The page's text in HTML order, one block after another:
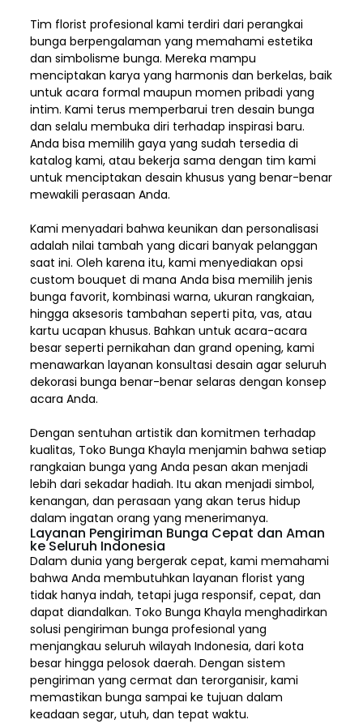
Tim florist profesional kami terdiri dari perangkai
bunga berpengalaman yang memahami estetika
dan simbolisme bunga. Mereka mampu
menciptakan karya yang harmonis dan berkelas, baik
untuk acara formal maupun momen pribadi yang
intim. Kami terus memperbarui tren desain bunga
dan selalu membuka diri terhadap inspirasi baru.
Anda bisa memilih gaya yang sudah tersedia di
katalog kami, atau bekerja sama dengan tim kami
untuk menciptakan desain khusus yang benar-benar
mewakili perasaan Anda.
Kami menyadari bahwa keunikan dan personalisasi
adalah nilai tambah yang dicari banyak pelanggan
saat ini. Oleh karena itu, kami menyediakan opsi
custom bouquet di mana Anda bisa memilih jenis
bunga favorit, kombinasi warna, ukuran rangkaian,
hingga aksesoris tambahan seperti pita, vas, atau
kartu ucapan khusus. Bahkan untuk acara-acara
besar seperti pernikahan dan grand opening, kami
menawarkan layanan konsultasi desain agar seluruh
dekorasi bunga benar-benar selaras dengan konsep
acara Anda.
Dengan sentuhan artistik dan komitmen terhadap
kualitas, Toko Bunga Khayla menjamin bahwa setiap
rangkaian bunga yang Anda pesan akan menjadi
lebih dari sekadar hadiah. Itu akan menjadi simbol,
kenangan, dan perasaan yang akan terus hidup
dalam ingatan orang yang menerimanya.
Layanan Pengiriman Bunga Cepat dan Aman
ke Seluruh Indonesia
Dalam dunia yang bergerak cepat, kami memahami
bahwa Anda membutuhkan layanan florist yang
tidak hanya indah, tetapi juga responsif, cepat, dan
dapat diandalkan. Toko Bunga Khayla menghadirkan
solusi pengiriman bunga profesional yang
menjangkau seluruh wilayah Indonesia,dari kota
besar hingga pelosok daerah. Dengan sistem
pengiriman yang cermat dan terorganisir, kami
memastikan bunga sampai ke tujuan dalam
keadaan segar, utuh, dan tepat waktu.